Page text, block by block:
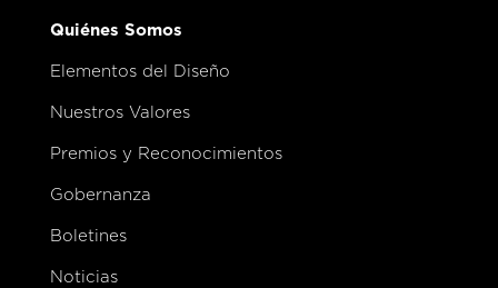
Quiénes Somos
Elementos del Diseño
Nuestros Valores
Premios y Reconocimientos
Gobernanza
Boletines
Noticias